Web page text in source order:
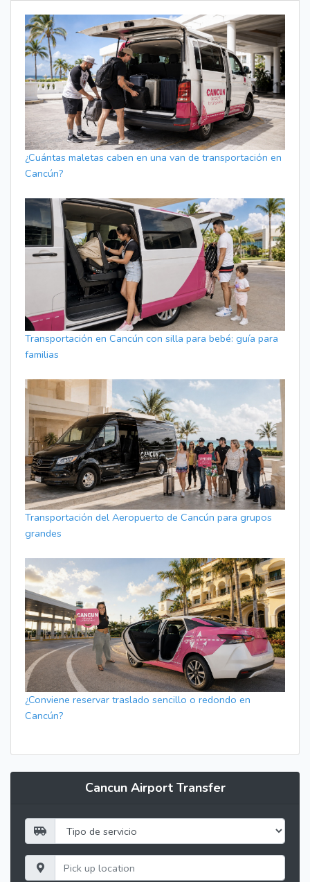
¿Cuántas maletas caben en una van de transportación en
Cancún?
Transportación en Cancún con silla para bebé: guía para
familias
Transportación del Aeropuerto de Cancún para grupos
grandes
¿Conviene reservar traslado sencillo o redondo en
Cancún?
Cancun Airport Transfer